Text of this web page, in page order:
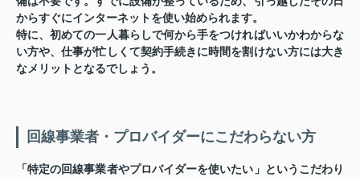
からすぐにインターネットを使い始められます。
特に、初めての一人暮らしで何から手をつければいいかわからな
い方や、仕事が忙しくて契約手続きに時間を割けない方には大き
なメリットとなるでしょう。
回線事業者・プロバイダーにこだわらない方
「特定の回線事業者やプロバイダーを使いたい」というこだわり